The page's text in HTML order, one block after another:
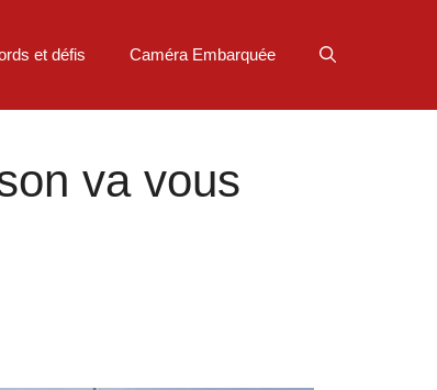
et défis Caméra Embarquée
va vous